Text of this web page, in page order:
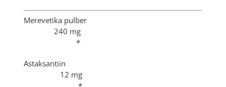
Merevetika pulber
240 mg
*
Astaksantiin
12 mg